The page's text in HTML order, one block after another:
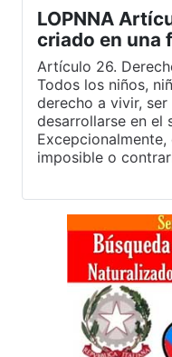
LOPNNA
criado en una
Artículo 26.
Todos los niños,
derecho a vivir,
desarrollarse en el
imposible o